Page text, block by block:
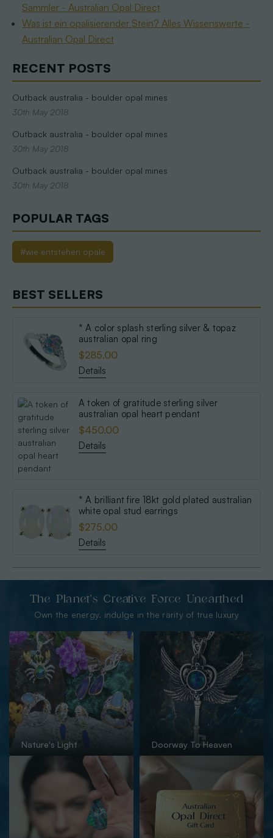
RECENT POSTS
Outback australia - boulder opal mines
30th May 2018
Outback australia - boulder opal mines
30th May 2018
Outback australia - boulder opal mines
30th May 2018
POPULAR TAGS
#wie entstehen opale
BEST SELLERS
* A color splash sterling silver & topaz
australian opal ring
$285.00
Details
A token of gratitude sterling silver
australian opal heart pendant
$450.00
Details
* A brilliant fire 18kt gold plated australian
white opal stud earrings
$275.00
Details
Sammler - Australian Opal Direct
Was ist ein opalisierender Stein? Alles Wissenswerte -
Australian Opal Direct
The Planet’s Creative Force Unearthed
Own the energy. indulge in the rarity of true luxury
Nature's Light Doorway To Heaven